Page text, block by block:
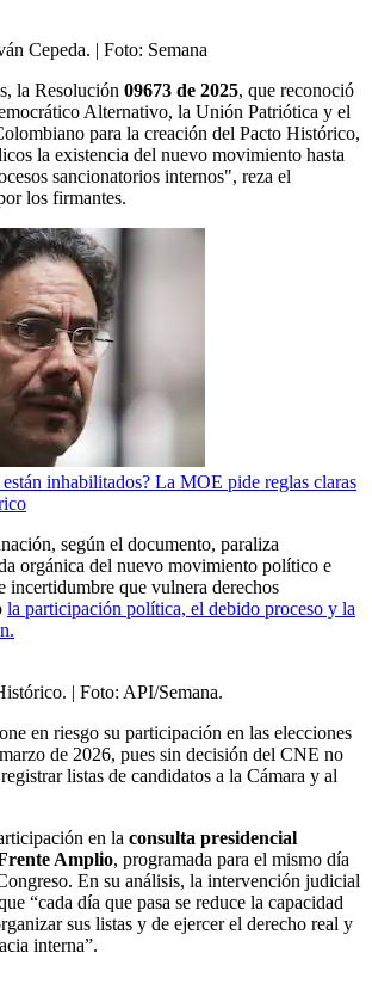
Cepeda. | Foto: Semana
la Resolución 09673 de 2025, que reconoció
Alternativo, la Unión Patriótica y el
para la creación del Pacto Histórico,
la existencia del nuevo movimiento hasta
sancionatorios internos", reza el
los firmantes.
inhabilitados? La MOE pide reglas claras
según el documento, paraliza
orgánica del nuevo movimiento político e
incertidumbre que vulnera derechos
la participación política, el debido proceso y la
| Foto: API/Semana.
en riesgo su participación en las elecciones
de 2026, pues sin decisión del CNE no
listas de candidatos a la Cámara y al
en la consulta presidencial
Amplio, programada para el mismo día
En su análisis, la intervención judicial
“cada día que pasa se reduce la capacidad
sus listas y de ejercer el derecho real y
interna”.